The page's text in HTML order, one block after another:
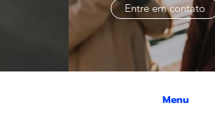
Entre em contato
Menu